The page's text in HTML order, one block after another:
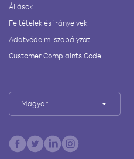
Állások
Feltételek és irányelvek
Adatvédelmi szabályzat
Customer Complaints Code
Magyar